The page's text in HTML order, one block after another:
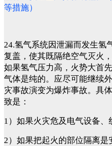
等措施）
24.氢气系统因泄漏而发生氢
复盖，使其既隔绝空气灭火
如果氢气压力高，火势大首
气体是纯的。应尽可能继续
灾事故演变为爆炸事故。具
致是：
1）如果火灾危及电气设备、
2）如果把起火的部位隔离是